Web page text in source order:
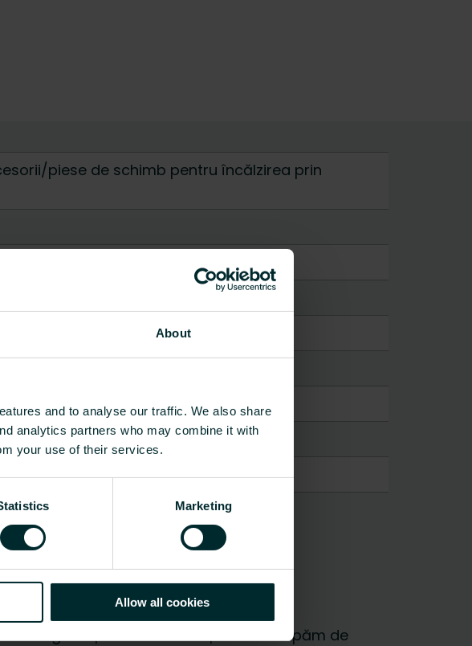
About
and to analyse our traffic. We also share
analytics partners who may combine it with
your use of their services.
Marketing
Allow all cookies
piese de schimb pentru încălzirea prin
categorie și vom fi bucuroși să ne ocupăm de